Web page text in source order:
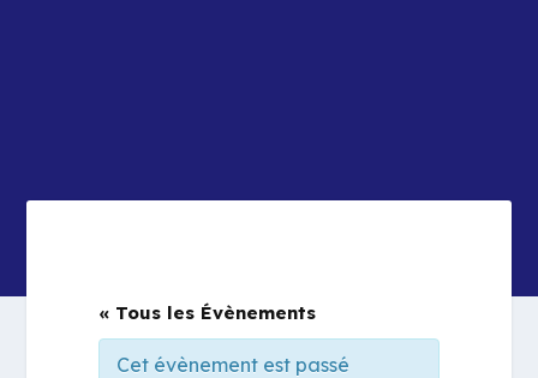
« Tous les Évènements
Cet évènement est passé